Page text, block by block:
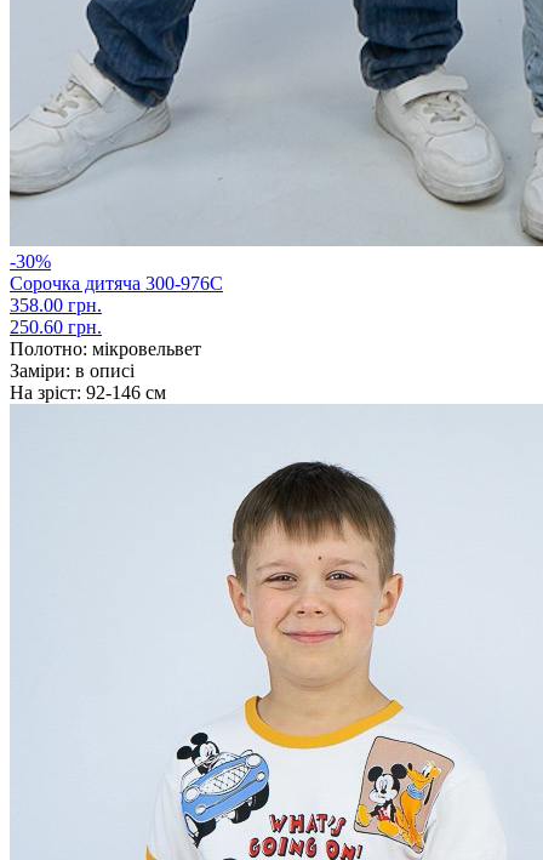
-30%
Сорочка дитяча 300-976С
358.00 грн.
250.60 грн.
Полотно: мікровельвет
Заміри: в описі
На зріст: 92-146 см